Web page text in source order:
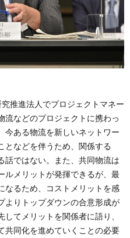
推進法人でプロジェクトマネー
流などのプロジェクトに携わっ
今ある物流を新しいネットワー
となどを伴うため、関係する
話ではない。また、共同物流は
ルメリットが発揮できるが、最
なるため、コストメリットを感
よりトップダウンの合意形成が
てメリットを関係者に語り、
共同化を進めていくことの必要